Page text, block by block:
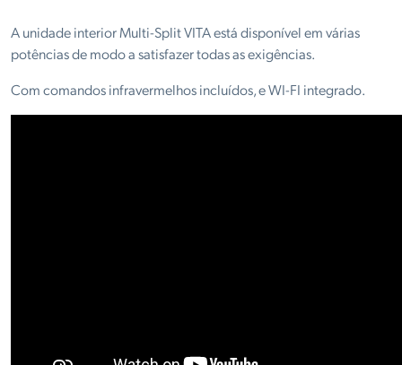
A unidade interior Multi-Split VITA está disponível em várias
potências de modo a satisfazer todas as exigências.
Com comandos infravermelhos incluídos, e WI-FI integrado.